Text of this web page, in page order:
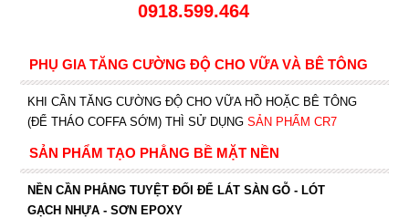
0918.599.464
PHỤ GIA TĂNG CƯỜNG ĐỘ CHO VỮA VÀ BÊ TÔNG
KHI CẦN TĂNG CƯỜNG ĐỘ CHO VỮA HỒ HOẶC BÊ TÔNG
(ĐỂ THÁO COFFA SỚM) THÌ SỬ DỤNG SẢN PHẨM CR7
SẢN PHẨM TẠO PHẲNG BỀ MẶT NỀN
NỀN CẦN PHẲNG TUYỆT ĐỐI ĐỂ LÁT SÀN GỖ - LÓT
GẠCH NHỰA - SƠN EPOXY